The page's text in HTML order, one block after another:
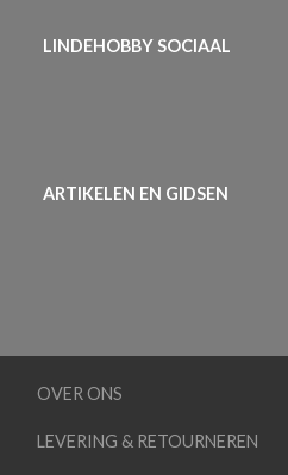
LINDEHOBBY SOCIAAL
ARTIKELEN EN GIDSEN
OVER ONS
LEVERING & RETOURNEREN